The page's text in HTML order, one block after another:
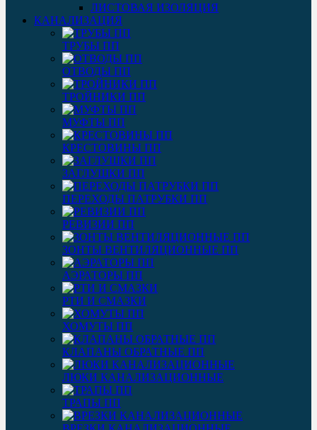
ЛИСТОВАЯ ИЗОЛЯЦИЯ
КАНАЛИЗАЦИЯ
ТРУБЫ ПП
ОТВОДЫ ПП
ТРОЙНИКИ ПП
МУФТЫ ПП
КРЕСТОВИНЫ ПП
ЗАГЛУШКИ ПП
ПЕРЕХОДЫ ПАТРУБКИ ПП
РЕВИЗИИ ПП
ЗОНТЫ ВЕНТИЛЯЦИОННЫЕ ПП
АЭРАТОРЫ ПП
РТИ И СМАЗКИ
ХОМУТЫ ПП
КЛАПАНЫ ОБРАТНЫЕ ПП
ЛЮКИ КАНАЛИЗАЦИОННЫЕ
ТРАПЫ ПП